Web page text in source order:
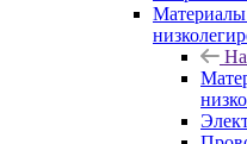
Материалы